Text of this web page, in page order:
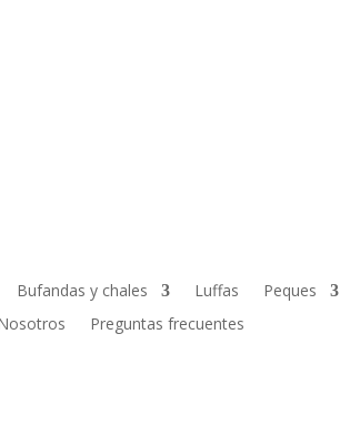
Bufandas y chales Luffas Peques
Preguntas frecuentes